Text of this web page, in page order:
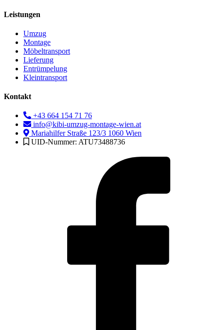
Leistungen
Umzug
Montage
Möbeltransport
Lieferung
Entrümpelung
Kleintransport
Kontakt
+43 664 154 71 76
info@kibi-umzug-montage-wien.at
Mariahilfer Straße 123/3 1060 Wien
UID-Nummer: ATU73488736